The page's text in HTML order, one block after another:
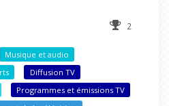
2
Musique et audio
Diffusion TV
Programmes et émissions TV